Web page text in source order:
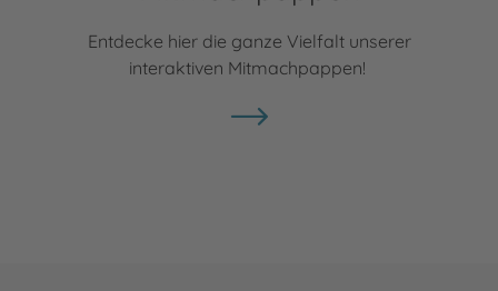
Entdecke hier die ganze Vielfalt unserer
interaktiven Mitmachpappen!